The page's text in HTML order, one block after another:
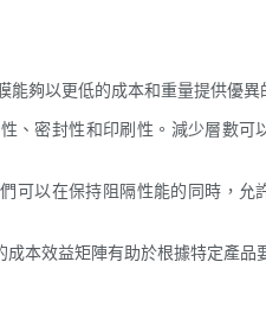
夠以更低的成本和重量提供優異
、密封性和印刷性。減少層數可
可以在保持阻隔性能的同時，允
本效益矩陣有助於根據特定產品